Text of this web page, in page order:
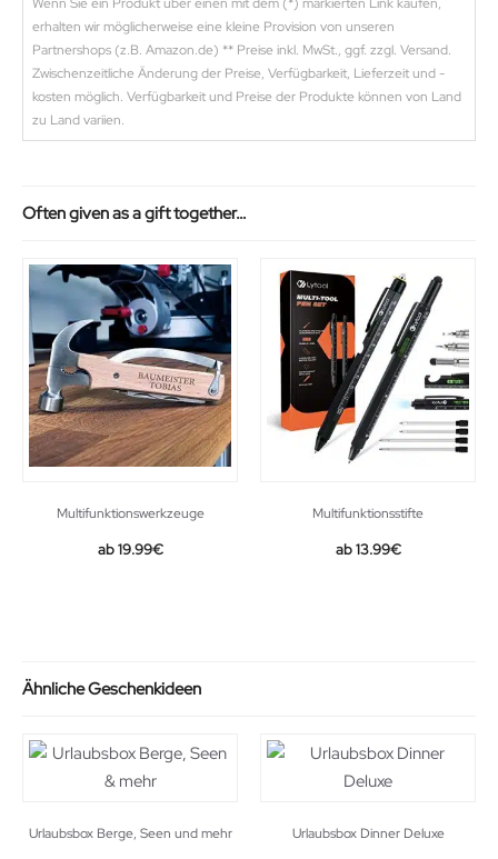
erhalten wir möglicherweise eine kleine Provision von unseren
Partnershops (z.B. Amazon.de) ** Preise inkl. MwSt., ggf. zzgl. Versand.
Zwischenzeitliche Änderung der Preise, Verfügbarkeit, Lieferzeit und -
kosten möglich. Verfügbarkeit und Preise der Produkte können von Land
zu Land variien.
Often given as a gift together…
Multifunktionswerkzeuge
19.99€
Multifunktionsstifte
Original
13.99€Current
Ähnliche Geschenkideen
Urlaubsbox Berge, Seen und mehr Urlaubsbox Dinner Deluxe